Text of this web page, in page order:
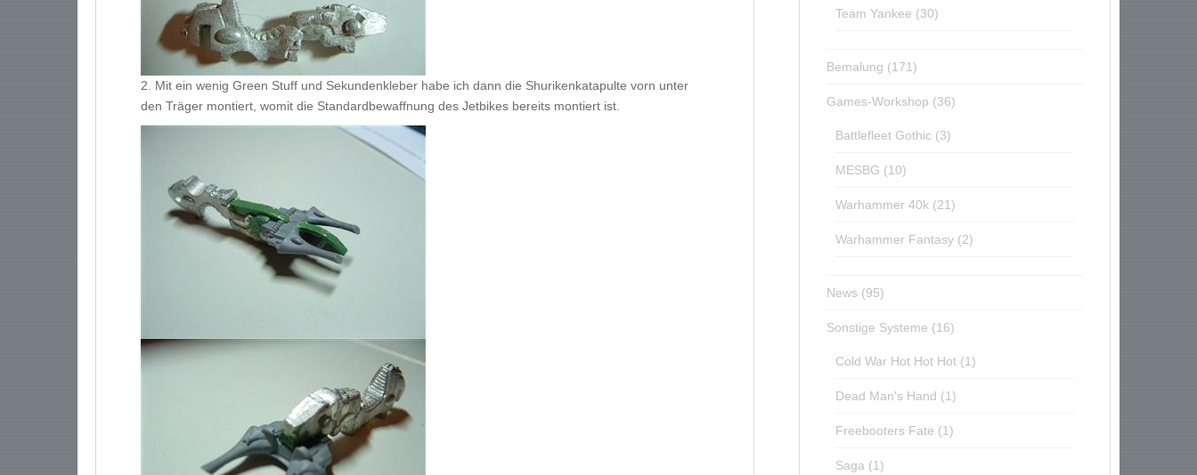
2. Mit ein wenig Green Stuff und Sekundenkleber habe ich dann die Shurikenkatapulte vorn unter
den Träger montiert, womit die Standardbewaffnung des Jetbikes bereits montiert ist.
Team Yankee (30)
Bemalung (171)
Games-Workshop (36)
Battlefleet Gothic (3)
MESBG (10)
Warhammer 40k (21)
Warhammer Fantasy (2)
News (95)
Sonstige Systeme (16)
Cold War Hot Hot Hot (1)
Dead Man's Hand (1)
Freebooters Fate (1)
Saga (1)